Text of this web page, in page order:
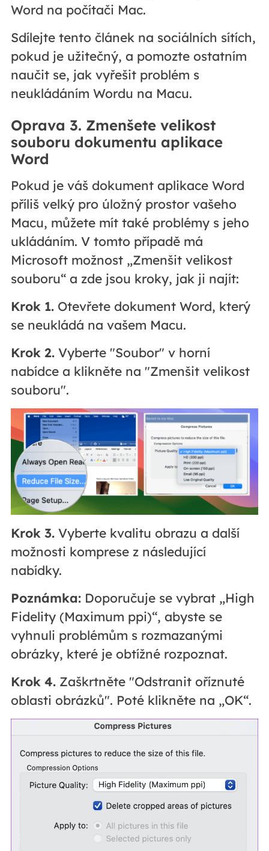
Word na počítači Mac.
Sdílejte tento článek na sociálních sítích,
pokud je užitečný, a pomozte ostatním
naučit se, jak vyřešit problém s
neukládáním Wordu na Macu.
Oprava 3. Zmenšete velikost
souboru dokumentu aplikace
Word
Pokud je váš dokument aplikace Word
příliš velký pro úložný prostor vašeho
Macu, můžete mít také problémy s jeho
ukládáním. V tomto případě má
Microsoft možnost „Zmenšit velikost
souboru“ a zde jsou kroky, jak ji najít:
Krok 1.Otevřete dokument Word, který
se neukládá na vašem Macu.
Krok 2.Vyberte "Soubor" v horní
nabídce a klikněte na "Zmenšit velikost
souboru".
Krok 3.Vyberte kvalitu obrazu a další
možnosti komprese z následující
nabídky.
Poznámka:Doporučuje se vybrat „High
Fidelity (Maximum ppi)“, abyste se
vyhnuli problémům s rozmazanými
obrázky, které je obtížné rozpoznat.
Krok 4.Zaškrtněte "Odstranit oříznuté
oblasti obrázků". Poté klikněte na „OK“.